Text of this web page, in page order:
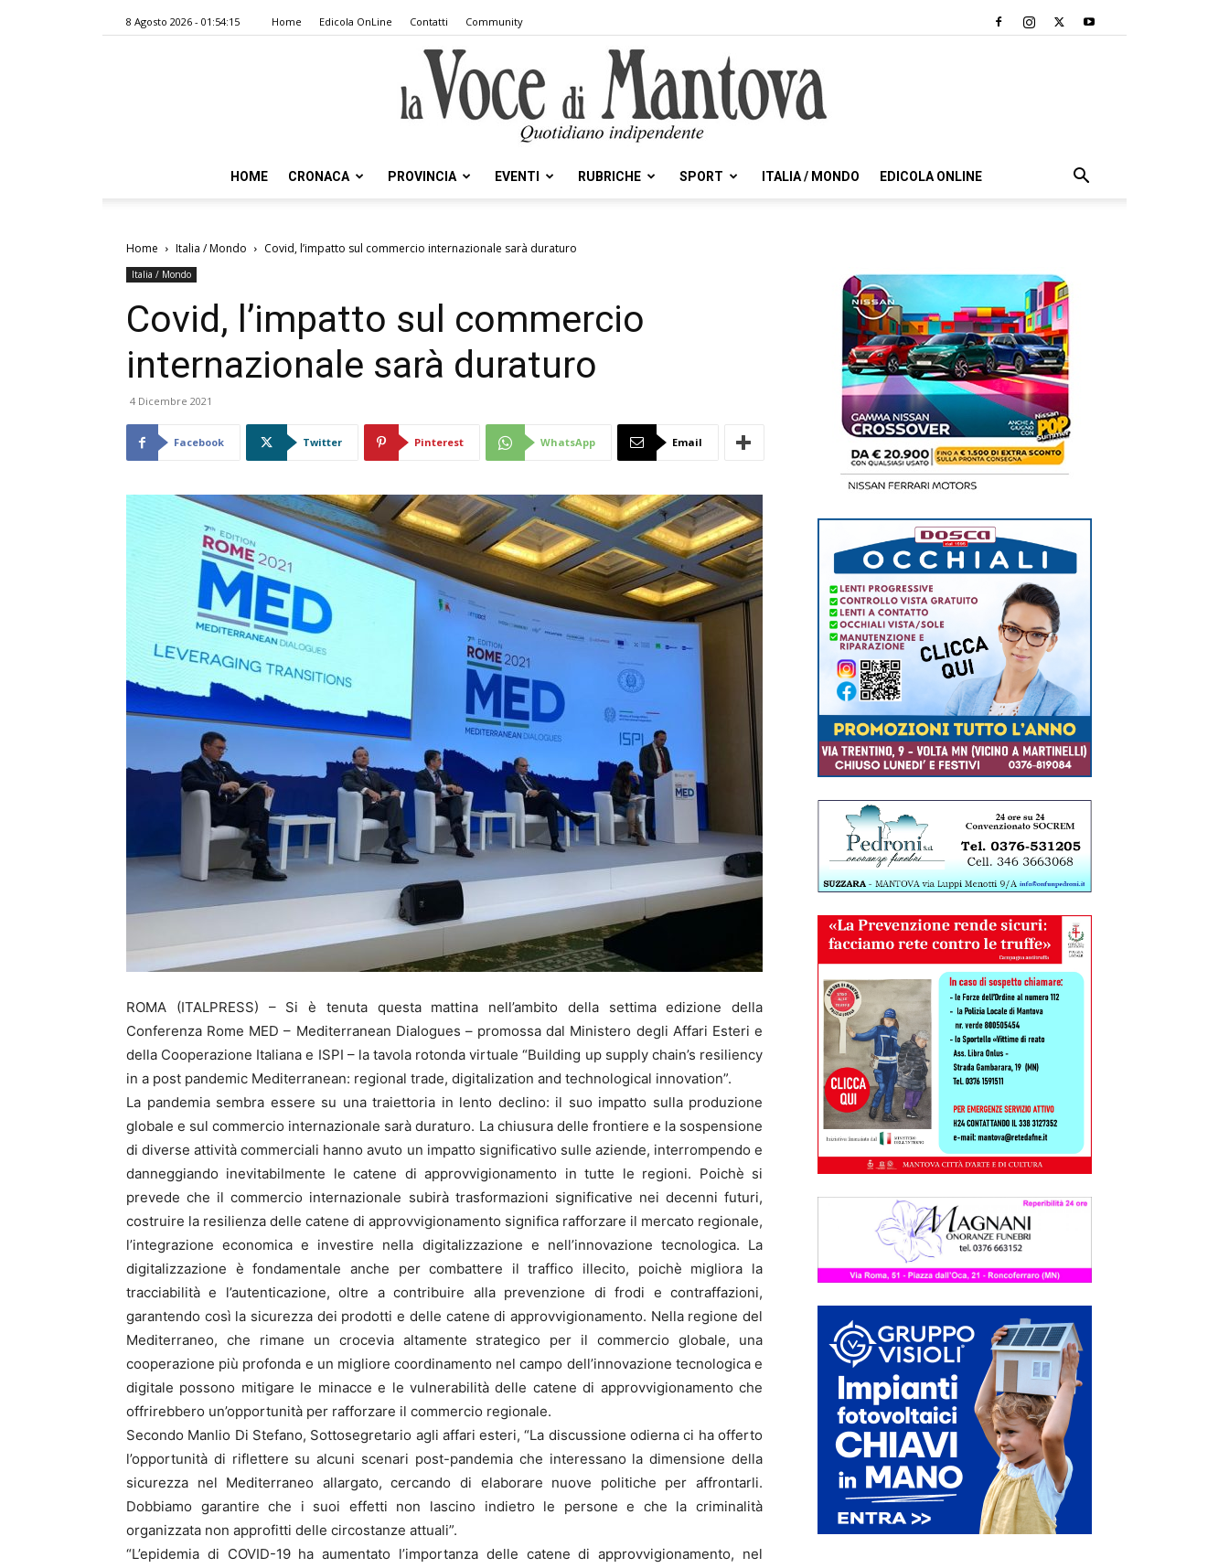
8 Agosto 2026 - 01:54:15 Home Edicola OnLine Contatti Community
Voce
Mantova
HOME CRONACA PROVINCIA EVENTI RUBRICHE SPORT ITALIA / MONDO EDICOLA ONLINE
Home Italia / Mondo Covid, l’impatto sul commercio internazionale sarà duraturo
Italia / Mondo
Covid, l’impatto sul commercio
internazionale sarà duraturo
4 Dicembre 2021
Facebook Twitter Pinterest WhatsApp Email
ROMA (ITALPRESS) – Si è tenuta questa mattina nell’ambito della settima edizione della
Conferenza Rome MED – Mediterranean Dialogues – promossa dal Ministero degli Affari Esteri e
della Cooperazione Italiana e ISPI – la tavola rotonda virtuale “Building up supply chain’s resiliency
in a post pandemic Mediterranean: regional trade, digitalization and technological innovation”.
La pandemia sembra essere su una traiettoria in lento declino: il suo impatto sulla produzione
globale e sul commercio internazionale sarà duraturo. La chiusura delle frontiere e la sospensione
di diverse attività commerciali hanno avuto un impatto significativo sulle aziende, interrompendo e
danneggiando inevitabilmente le catene di approvvigionamento in tutte le regioni. Poichè si
prevede che il commercio internazionale subirà trasformazioni significative nei decenni futuri,
costruire la resilienza delle catene di approvvigionamento significa rafforzare il mercato regionale,
l’integrazione economica e investire nella digitalizzazione e nell’innovazione tecnologica. La
digitalizzazione è fondamentale anche per combattere il traffico illecito, poichè migliora la
tracciabilità e l’autenticazione, oltre a contribuire alla prevenzione di frodi e contraffazioni,
garantendo così la sicurezza dei prodotti e delle catene di approvvigionamento. Nella regione del
Mediterraneo, che rimane un crocevia altamente strategico per il commercio globale, una
cooperazione più profonda e un migliore coordinamento nel campo dell’innovazione tecnologica e
digitale possono mitigare le minacce e le vulnerabilità delle catene di approvvigionamento che
offrirebbero un’opportunità per rafforzare il commercio regionale.
Secondo Manlio Di Stefano, Sottosegretario agli affari esteri, “La discussione odierna ci ha offerto
l’opportunità di riflettere su alcuni scenari post-pandemia che interessano la dimensione della
sicurezza nel Mediterraneo allargato, cercando di elaborare nuove politiche per affrontarli.
Dobbiamo garantire che i suoi effetti non lascino indietro le persone e che la criminalità
organizzata non approfitti delle circostanze attuali”.
“L’epidemia di COVID-19 ha aumentato l’importanza delle catene di approvvigionamento, nel